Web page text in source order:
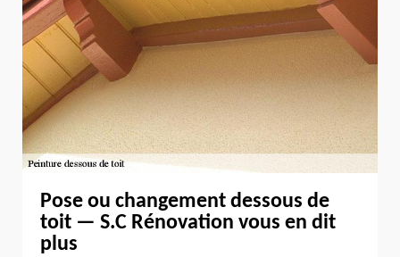
Pose ou changement dessous de
toit — S.C Rénovation vous en dit
plus